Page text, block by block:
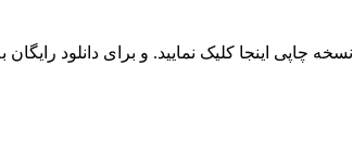
نسخه چاپی اینجا کلیک نمایید. و برای دانلود